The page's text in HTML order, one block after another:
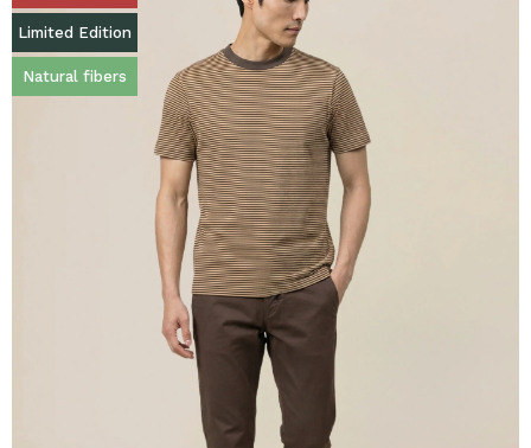
Limited Edition
Natural fibers